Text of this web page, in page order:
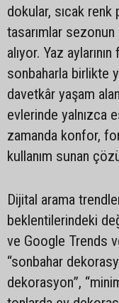
dokular, sıcak
tasarımlar
alıyor. Yaz
sonbaharla birlikte
davetkâr yaşam
evlerinde yalnızca
zamanda konfor,
kullanım sunan
Dijital arama
beklentilerindeki
ve Google Trends
“sonbahar
dekorasyon”,